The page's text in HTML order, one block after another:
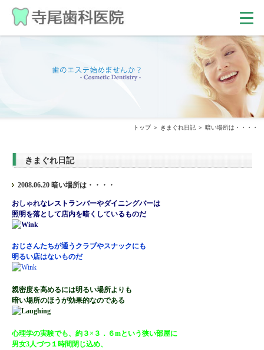
トップ きまぐれ日記 暗い場所は・・・・
きまぐれ日記
2008.06.20 暗い場所は・・・・
おしゃれなレストランバーやダイニングバーは
照明を落として店内を暗くしているものだ
おじさんたちが通うクラブやスナックにも
明るい店はないものだ
親密度を高めるには明るい場所よりも
暗い場所のほうが効果的なのである
心理学の実験でも、約３×３．６mという狭い部屋に
男女3人づつ１時間閉じ込め、